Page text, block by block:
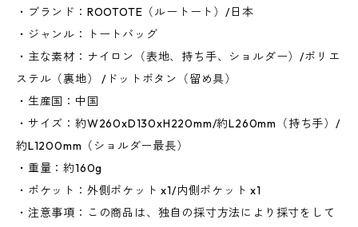
・ブランド：ROOTOTE（ルートート）/日本
・ジャンル：トートバッグ
・主な素材：ナイロン（表地、持ち手、ショルダー）/ポリエ
ステル（裏地） /ドットボタン（留め具）
・生産国：中国
・サイズ：約W260xD130xH220mm/約L260mm（持ち手）/
約L1200mm（ショルダー最長）
・重量：約160g
・ポケット：外側ポケット x1/内側ポケット x1
・注意事項：この商品は、独自の採寸方法により採寸をして